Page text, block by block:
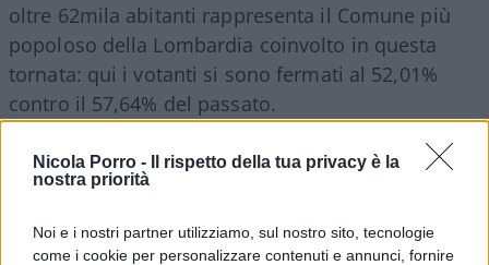
Nicola Porro -
Il rispetto della tua privacy è la
nostra priorità
Noi e i nostri partner utilizziamo, sul nostro sito, tecnologie
come i cookie per personalizzare contenuti e annunci, fornire
oltre 62mila abitanti rappresenta il Comune più
popoloso della Lombardia coinvolto in questa
tornata: qui i votanti si sono fermati al 52,01%
contro il 57,64% del passato.
Capelli esulta: “Nel Milanese
comuni sopra i 15mila abitanti”